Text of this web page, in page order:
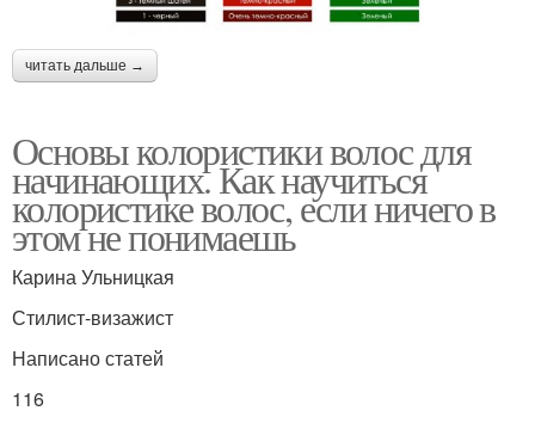
читать дальше →
Основы колористики волос для
начинающих. Как научиться
колористике волос, если ничего в
этом не понимаешь
Карина Ульницкая
Стилист-визажист
Написано статей
116